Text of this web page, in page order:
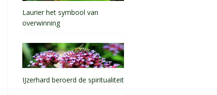
Laurier het symbool van
overwinning
IJzerhard beroerd de spiritualiteit